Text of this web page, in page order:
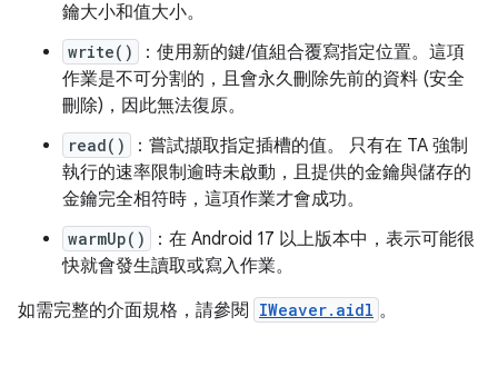
鑰大小和值大小。
write()
：使用新的鍵/值組合覆寫指定位置。這項
作業是不可分割的，且會永久刪除先前的資料 (安全
刪除)，因此無法復原。
read()
：嘗試擷取指定插槽的值。 只有在 TA 強制
執行的速率限制逾時未啟動，且提供的金鑰與儲存的
金鑰完全相符時，這項作業才會成功。
warmUp()
：在 Android 17 以上版本中，表示可能很
快就會發生讀取或寫入作業。
如需完整的介面規格，請參閱
IWeaver.aidl 。